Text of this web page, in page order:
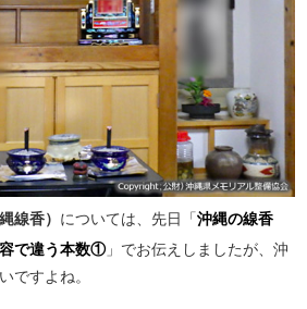
線香） については、先日「沖縄の線香
で違う本数①」でお伝えしましたが、沖
ですよね。